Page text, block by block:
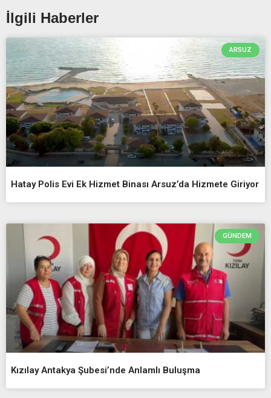
İlgili Haberler
ARSUZ
Hatay Polis Evi Ek Hizmet Binası Arsuz’da Hizmete Giriyor
GÜNDEM
Kızılay Antakya Şubesi’nde Anlamlı Buluşma